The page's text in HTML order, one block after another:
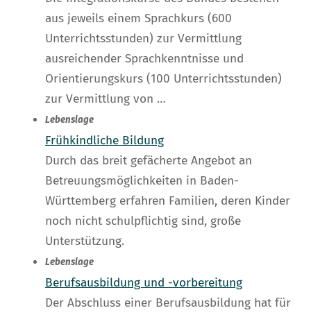
aus jeweils einem Sprachkurs (600
Unterrichtsstunden) zur Vermittlung
ausreichender Sprachkenntnisse und
Orientierungskurs (100 Unterrichtsstunden)
zur Vermittlung von …
Lebenslage
Frühkindliche Bildung
Durch das breit gefächerte Angebot an
Betreuungsmöglichkeiten in Baden-
Württemberg erfahren Familien, deren Kinder
noch nicht schulpflichtig sind, große
Unterstützung.
Lebenslage
Berufsausbildung und -vorbereitung
Der Abschluss einer Berufsausbildung hat für